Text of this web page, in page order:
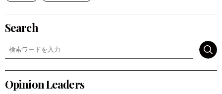
Search
Opinion Leaders